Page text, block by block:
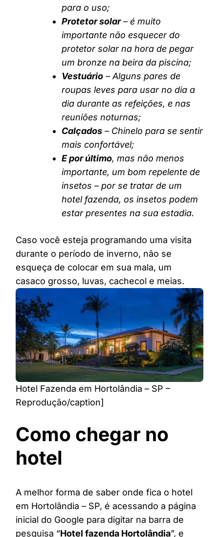
para o uso;
Protetor solar– é muito
importante não esquecer do
protetor solar na hora de pegar
um bronze na beira da piscina;
Vestuário – Alguns pares de
roupas leves para usar no dia a
dia durante as refeições, e nas
reuniões noturnas;
Calçados – Chinelo para se sentir
mais confortável;
E por último, mas não menos
importante, um bom repelente de
insetos – por se tratar de um
hotel fazenda, os insetos podem
estar presentes na sua estadia.
Caso você esteja programando uma visita
durante o período de inverno, não se
esqueça de colocar em sua mala, um
casaco grosso, luvas, cachecol e meias.
Hotel Fazenda em Hortolândia – SP –
Reprodução/caption]
Como chegar no
hotel
A melhor forma de saber onde fica o hotel
em Hortolândia – SP, é acessando a página
inicial do Google para digitar na barra de
pesquisa “Hotel fazenda Hortolândia”, e